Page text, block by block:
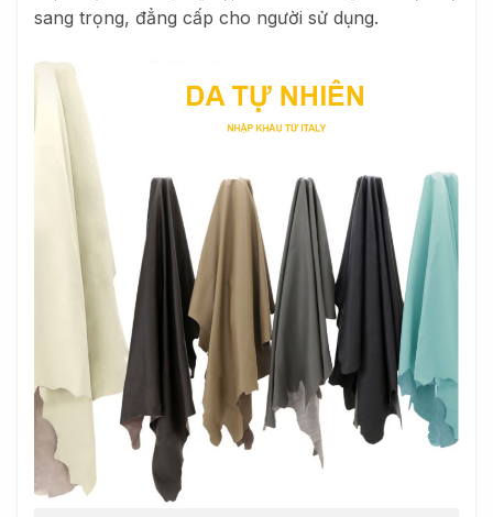
sang trọng, đẳng cấp cho người sử dụng.